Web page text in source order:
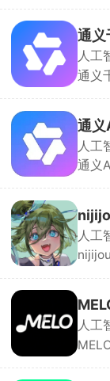
+主
签到
常。
通义
人工
通义
种难
入你
你想
流畅
通义
人工
通义
音输
全网
会自
境和
人工
次元
切换
刻。
人工